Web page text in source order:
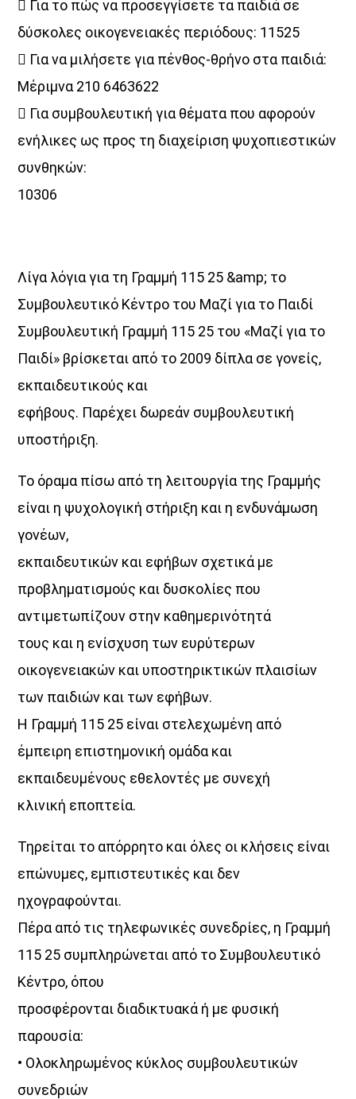
 Για το πώς να προσεγγίσετε τα παιδιά σε
δύσκολες οικογενειακές περιόδους: 11525
 Για να μιλήσετε για πένθος-θρήνο στα παιδιά:
Μέριμνα 210 6463622
 Για συμβουλευτική για θέματα που αφορούν
ενήλικες ως προς τη διαχείριση ψυχοπιεστικών
συνθηκών:
10306
Λίγα λόγια για τη Γραμμή 115 25 &amp; το
Συμβουλευτικό Κέντρο του Μαζί για το Παιδί
Συμβουλευτική Γραμμή 115 25 του «Μαζί για το
Παιδί» βρίσκεται από το 2009 δίπλα σε γονείς,
εκπαιδευτικούς και
εφήβους. Παρέχει δωρεάν συμβουλευτική
υποστήριξη.
Το όραμα πίσω από τη λειτουργία της Γραμμής
είναι η ψυχολογική στήριξη και η ενδυνάμωση
γονέων,
εκπαιδευτικών και εφήβων σχετικά με
προβληματισμούς και δυσκολίες που
αντιμετωπίζουν στην καθημερινότητά
τους και η ενίσχυση των ευρύτερων
οικογενειακών και υποστηρικτικών πλαισίων
των παιδιών και των εφήβων.
Η Γραμμή 115 25 είναι στελεχωμένη από
έμπειρη επιστημονική ομάδα και
εκπαιδευμένους εθελοντές με συνεχή
κλινική εποπτεία.
Τηρείται το απόρρητο και όλες οι κλήσεις είναι
επώνυμες, εμπιστευτικές και δεν
ηχογραφούνται.
Πέρα από τις τηλεφωνικές συνεδρίες, η Γραμμή
115 25 συμπληρώνεται από το Συμβουλευτικό
Κέντρο, όπου
προσφέρονται διαδικτυακά ή με φυσική
παρουσία:
• Ολοκληρωμένος κύκλος συμβουλευτικών
συνεδριών